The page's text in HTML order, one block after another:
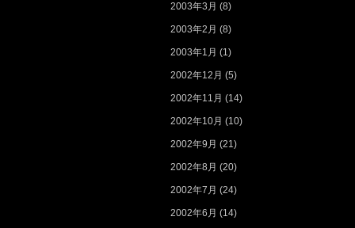
2003年3月 (8)
2003年2月 (8)
2003年1月 (1)
2002年12月 (5)
2002年11月 (14)
2002年10月 (10)
2002年9月 (21)
2002年8月 (20)
2002年7月 (24)
2002年6月 (14)